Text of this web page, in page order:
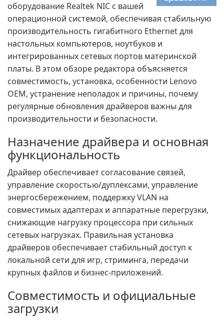
оборудование Realtek NIC с вашей
операционной системой, обеспечивая стабильную
производительность гигабитного Ethernet для
настольных компьютеров, ноутбуков и
интегрированных сетевых портов материнской
платы. В этом обзоре редактора объясняется
совместимость, установка, особенности Lenovo
OEM, устранение неполадок и причины, почему
регулярные обновления драйверов важны для
производительности и безопасности.
Назначение драйвера и основная
функциональность
Драйвер обеспечивает согласование связей,
управление скоростью/дуплексами, управление
энергосбережением, поддержку VLAN на
совместимых адаптерах и аппаратные перегрузки,
снижающие нагрузку процессора при сильных
сетевых нагрузках. Правильная установка
драйверов обеспечивает стабильный доступ к
локальной сети для игр, стриминга, передачи
крупных файлов и бизнес-приложений.
Совместимость и официальные
загрузки